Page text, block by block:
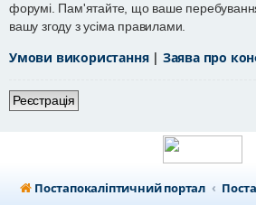
форумі. Пам'ятайте, що ваше
вашу згоду з усіма правилами.
Умови використання| Заява про
Реєстрація
Постапокаліптичний портал